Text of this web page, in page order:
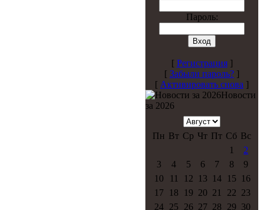
Пароль:
[ Регистрация]
[ Забыли пароль? ]
[ Активировать снова ]
Новости
за 2026
Пн Вт Ср Чт Пт Сб Вс
1
2
3
4 5 6 7 8
9
10
11 12 13 14 15
16
17
18 19 20 21 22 23
24
25 26 27 28 29 30